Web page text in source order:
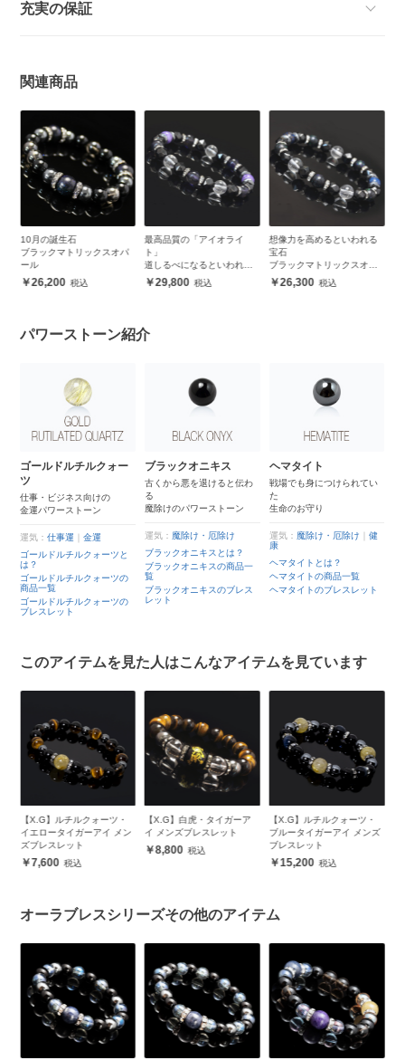
充実の保証
関連商品
10月の誕生石
ブラックマトリックスオパ
ール
26,200
最高品質の「アイオライ
ト」
道しるべになるといわれる9
月誕生石
29,800
想像力を高めるといわれる
宝石
ブラックマトリックスオパ
ール26,300
パワーストーン紹介
ゴールドルチルクォー
ツ
仕事・ビジネス向けの
金運パワーストーン
運気：仕事運 ｜金運
ゴールドルチルクォーツと
は？
ゴールドルチルクォーツの
商品一覧
ゴールドルチルクォーツの
ブレスレット
ブラックオニキス
古くから悪を退けると伝わ
る
魔除けのパワーストーン
運気： 魔除け・厄除け
ブラックオニキスとは？
ブラックオニキスの商品一
覧
ブラックオニキスのブレス
レット
ヘマタイト
戦場でも身につけられてい
た
生命のお守り
運気： 魔除け・厄除け
健
康
ヘマタイトとは？
ヘマタイトの商品一覧
ヘマタイトのブレスレット
このアイテムを見た人はこんなアイテムを見ています
【X.G】ルチルクォーツ・
イエロータイガーアイ メン
ズブレスレット
7,600
【X.G】白虎・タイガーア
イ メンズブレスレット
8,800
【X.G】ルチルクォーツ・
ブルータイガーアイ メンズ
ブレスレット
15,200
オーラブレスシリーズその他のアイテム